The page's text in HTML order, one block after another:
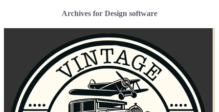
Archives for Design software